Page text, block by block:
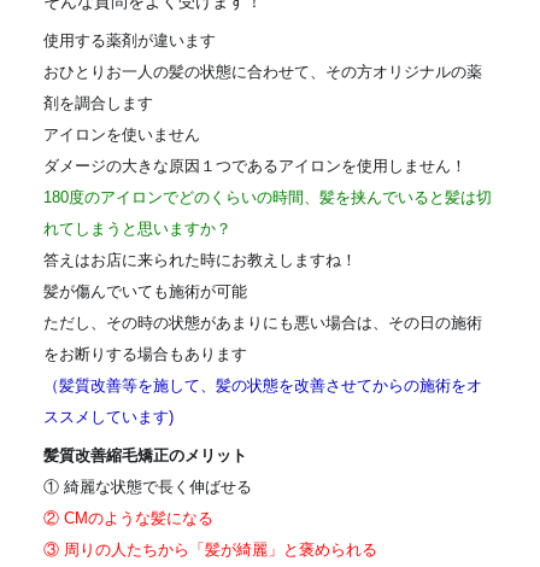
使用する薬剤が違います
おひとりお一人の髪の状態に合わせて、その方オリジナルの薬
剤を調合します
アイロンを使いません
ダメージの大きな原因１つであるアイロンを使用しません！
180度のアイロンでどのくらいの時間、髪を挟んでいると髪は切
れてしまうと思いますか？
答えはお店に来られた時にお教えしますね！
髪が傷んでいても施術が可能
ただし、その時の状態があまりにも悪い場合は、その日の施術
をお断りする場合もあります
（髪質改善等を施して、髪の状態を改善させてからの施術をオ
ススメしています)
髪質改善縮毛矯正のメリット
① 綺麗な状態で長く伸ばせる
② CMのような髪になる
③ 周りの人たちから「髪が綺麗」と褒められる